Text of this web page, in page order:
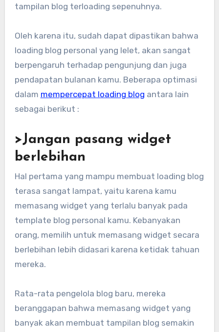
tampilan blog terloading sepenuhnya.
Oleh karena itu, sudah dapat dipastikan bahwa
loading blog personal yang lelet, akan sangat
berpengaruh terhadap pengunjung dan juga
pendapatan bulanan kamu. Beberapa optimasi
dalam mempercepat loading blog antara lain
sebagai berikut :
>Jangan pasang widget
berlebihan
Hal pertama yang mampu membuat loading blog
terasa sangat lampat, yaitu karena kamu
memasang widget yang terlalu banyak pada
template blog personal kamu. Kebanyakan
orang, memilih untuk memasang widget secara
berlebihan lebih didasari karena ketidak tahuan
mereka.
Rata-rata pengelola blog baru, mereka
beranggapan bahwa memasang widget yang
banyak akan membuat tampilan blog semakin